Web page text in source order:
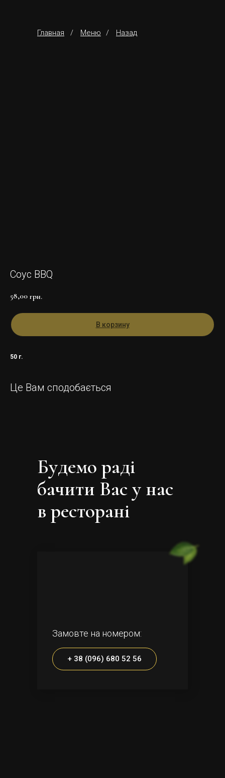
Главная Меню
/ Назад
/
Соус BBQ
58,00 грн.
В корзину
50 г.
Це Вам сподобається
Будемо раді
бачити Вас у нас
в ресторані
Замовте на номером:
+ 38 (096) 680 52 56